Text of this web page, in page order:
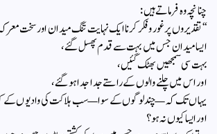
چنانچہ وہ فرماتے ہیں:
“تقدیروں پر غور و فکر کرنا ایک نہایت تنگ میدان اور سخت
ایسا میدان جس میں بہت سے قدم پھسل گئے،
بہت سی سمجھیں بھٹک گئیں،
اور اس میں چلنے والوں کے راستے جدا جدا ہو گئے،
یہاں تک کہ—چند لوگوں کے سوا—سب ہلاکت کی وادیوں کے
اور ایسا کیوں نہ ہو؟